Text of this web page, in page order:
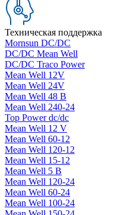
Техническая поддержка
Mornsun DC/DC
DC/DC Mean Well
DC/DC Traco Power
Mean Well 12V
Mean Well 24V
Mean Well 48 В
Mean Well 240-24
Top Power dc/dc
Mean Well 12 V
Mean Well 60-12
Mean Well 120-12
Mean Well 15-12
Mean Well 5 В
Mean Well 120-24
Mean Well 60-24
Mean Well 100-24